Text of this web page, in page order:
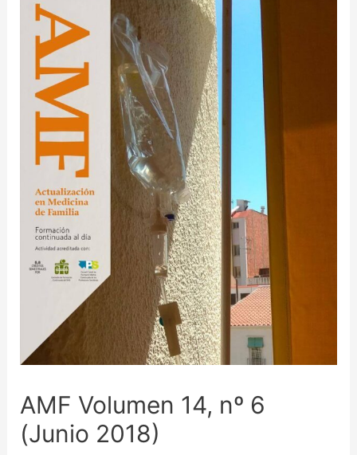
AMF Volumen 14, nº 6
(Junio 2018)